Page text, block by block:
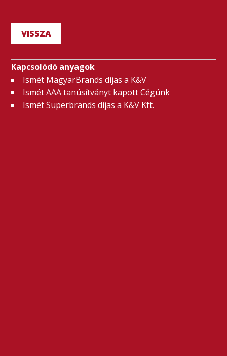
VISSZA
Kapcsolódó anyagok
Ismét MagyarBrands díjas a K&V
Ismét AAA tanúsítványt kapott Cégünk
Ismét Superbrands díjas a K&V Kft.